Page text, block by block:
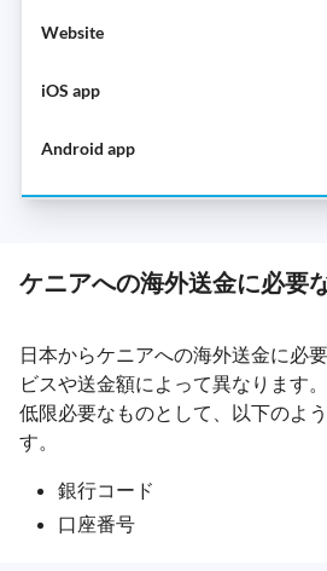
ケニアへの海外送金に必要
日本からケニアへの海外送金に必
ビスや送金額によって異なります
低限必要なものとして、以下のよ
す。
銀行コード
口座番号